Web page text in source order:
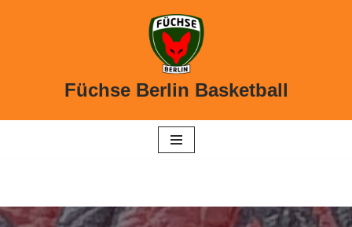
Füchse Berlin Basketball